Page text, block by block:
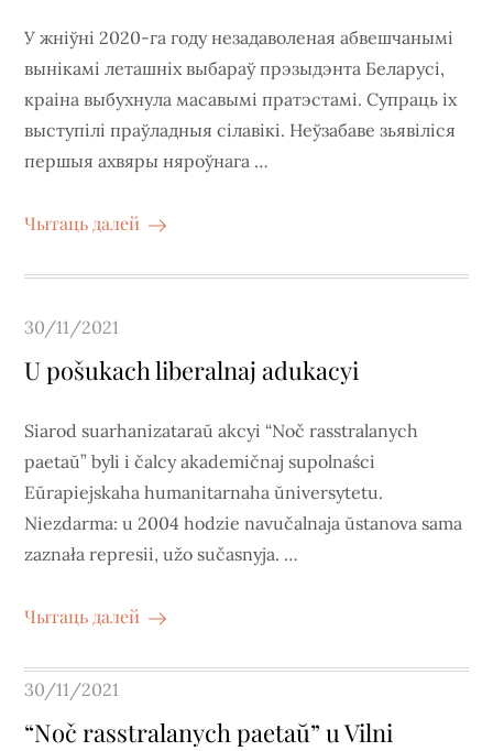
У жніўні 2020-га году незадаволеная абвешчанымі
вынікамі леташніх выбараў прэзыдэнта Беларусі,
краіна выбухнула масавымі пратэстамі. Супраць іх
выступілі праўладныя сілавікі. Неўзабаве зьявіліся
першыя ахвяры няроўнага …
Чытаць далей
Posted
on
30/11/2021
U pošukach liberalnaj adukacyi
Siarod suarhanizataraŭ akcyi “Noč rasstralanych
paetaŭ” byli i čalcy akademičnaj supolnaści
Eŭrapiejskaha humanitarnaha ŭniversytetu.
Niezdarma: u 2004 hodzie navučalnaja ŭstanova sama
zaznała represii, užo sučasnyja. …
Чытаць далей
Posted
on
30/11/2021
“Noč rasstralanych paetaŭ” u Vilni